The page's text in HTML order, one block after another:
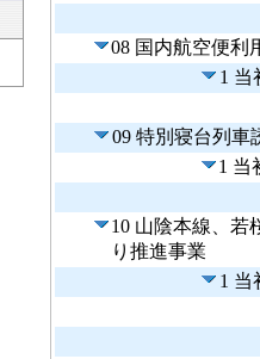
08 国内航空便利
1 当
09 特別寝台列
1 当
10 山陰本線、若
り推進事業
1 当